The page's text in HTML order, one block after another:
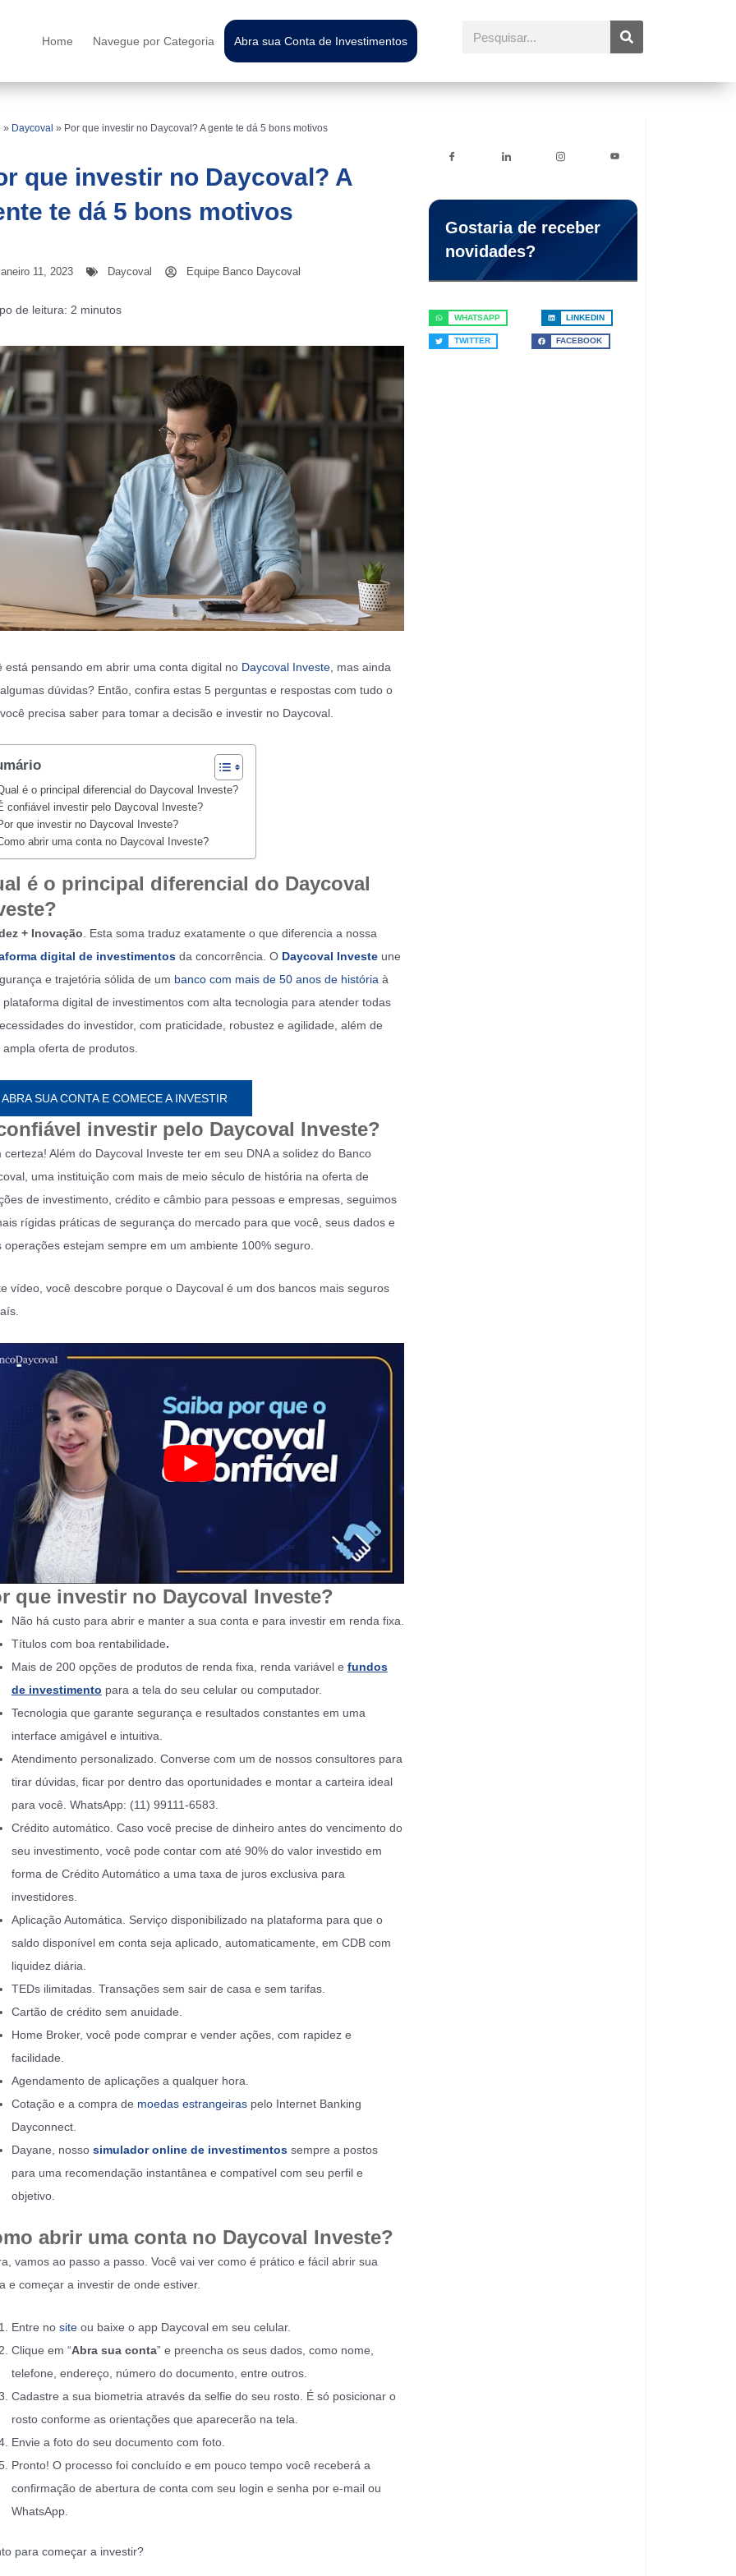
Home Navegue por Categoria Abra sua Conta de Investimentos
Pesquisar
» Daycoval » Por que investir no Daycoval? A gente te dá 5 bons motivos
que investir no Daycoval? A
te dá 5 bons motivos
11, 2023 Daycoval Equipe Banco Daycoval
de leitura: 2 minutos
está pensando em abrir uma conta digital no Daycoval Investe, mas ainda
dúvidas? Então, confira estas 5 perguntas e respostas com tudo o
precisa saber para tomar a decisão e investir no Daycoval.
é o principal diferencial do Daycoval Investe?
confiável investir pelo Daycoval Investe?
que investir no Daycoval Investe?
abrir uma conta no Daycoval Investe?
é o principal diferencial do Daycoval
+ Inovação. Esta soma traduz exatamente o que diferencia a nossa
digital de investimentosda concorrência. ODaycoval Investeune
e trajetória sólida de um banco com mais de 50 anos de históriaà
plataforma digital de investimentos com alta tecnologia para atender todas
do investidor, com praticidade, robustez e agilidade, além de
ampla oferta de produtos.
ABRA SUA CONTA E COMECE A INVESTIR
investir pelo Daycoval Investe?
certeza! Além do Daycoval Investe ter em seu DNA a solidez do Banco
uma instituição com mais de meio século de história na oferta de
de investimento, crédito e câmbio para pessoas e empresas, seguimos
rígidas práticas de segurança do mercado para que você, seus dados e
operações estejam sempre em um ambiente 100% seguro.
vídeo, você descobre porque o Daycoval é um dos bancos mais seguros
que investir no Daycoval Investe?
Não há custo para abrir e manter a sua conta e para investir em renda fixa.
Títulos com boa rentabilidade.
Mais de 200 opções de produtos de renda fixa, renda variável e fundos
de investimento para a tela do seu celular ou computador.
Tecnologia que garante segurança e resultados constantes em uma
interface amigável e intuitiva.
Atendimento personalizado. Converse com um de nossos consultores para
tirar dúvidas, ficar por dentro das oportunidades e montar a carteira ideal
para você. WhatsApp: (11) 99111-6583.
Crédito automático. Caso você precise de dinheiro antes do vencimento do
seu investimento, você pode contar com até 90% do valor investido em
forma de Crédito Automático a uma taxa de juros exclusiva para
investidores.
Aplicação Automática. Serviço disponibilizado na plataforma para que o
saldo disponível em conta seja aplicado, automaticamente, em CDB com
liquidez diária.
TEDs ilimitadas. Transações sem sair de casa e sem tarifas.
Cartão de crédito sem anuidade.
Home Broker, você pode comprar e vender ações, com rapidez e
facilidade.
Agendamento de aplicações a qualquer hora.
Cotação e a compra de moedas estrangeiraspelo Internet Banking
Dayconnect.
Dayane, nosso simulador online de investimentossempre a postos
para uma recomendação instantânea e compatível com seu perfil e
objetivo.
abrir uma conta no Daycoval Investe?
vamos ao passo a passo. Você vai ver como é prático e fácil abrir sua
e começar a investir de onde estiver.
Entre no siteou baixe o app Daycoval em seu celular.
Clique em “Abra sua conta” e preencha os seus dados, como nome,
telefone, endereço, número do documento, entre outros.
Cadastre a sua biometria através da selfie do seu rosto. É só posicionar o
rosto conforme as orientações que aparecerão na tela.
Envie a foto do seu documento com foto.
Pronto! O processo foi concluído e em pouco tempo você receberá a
confirmação de abertura de conta com seu login e senha por e-mail ou
WhatsApp.
para começar a investir?
Gostaria de receber
novidades?
WHATSAPP LINKEDIN
TWITTER FACEBOOK